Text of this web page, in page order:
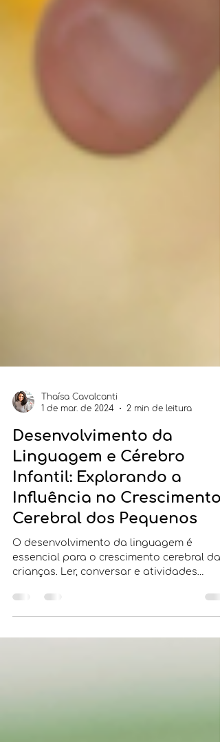
Thaísa Cavalcanti
1 de mar. de 2024
2 min de leitura
Desenvolvimento da
Linguagem e Cérebro
Infantil: Explorando a
Influência no Crescimento
Cerebral dos Pequenos
essencial para o crescimento cerebral
crianças. Ler, conversar e atividades